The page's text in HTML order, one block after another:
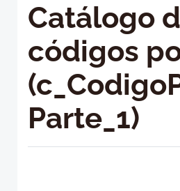
Catálogo
códigos
Parte_1)